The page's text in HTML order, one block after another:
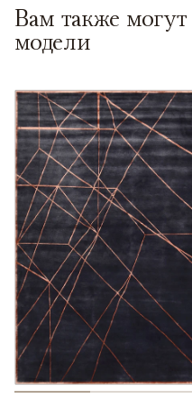
Вам также
модели